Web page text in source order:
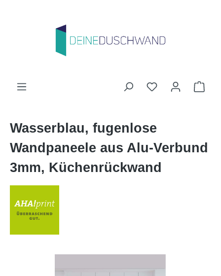
Du hast 0
Wasserblau, fugenlose
Wandpaneele aus Alu-Verbund
3mm, Küchenrückwand